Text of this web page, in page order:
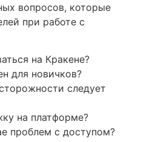
вопросов, которые
при работе с
на Кракене?
для новичков?
следует
на платформе?
проблем с доступом?